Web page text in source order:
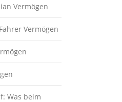
Vermögen
Vermögen
Was beim